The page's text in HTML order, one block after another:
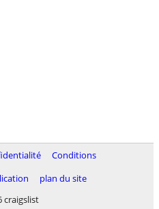
Conditions
plan du site
craigslist